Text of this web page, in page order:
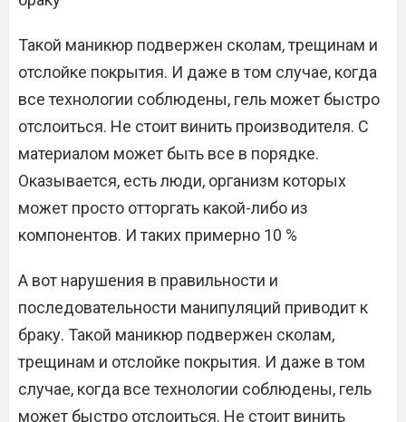
Такой маникюр подвержен сколам, трещинам и
отслойке покрытия. И даже в том случае, когда
все технологии соблюдены, гель может быстро
отслоиться. Не стоит винить производителя. С
материалом может быть все в порядке.
Оказывается, есть люди, организм которых
может просто отторгать какой-либо из
компонентов. И таких примерно 10 %
А вот нарушения в правильности и
последовательности манипуляций приводит к
браку. Такой маникюр подвержен сколам,
трещинам и отслойке покрытия. И даже в том
случае, когда все технологии соблюдены, гель
может быстро отслоиться. Не стоит винить